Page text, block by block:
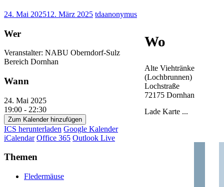
24. Mai 202512. März 2025 tdaanonymus
Wer
Veranstalter: NABU Oberndorf-Sulz
Bereich Dornhan
Wann
24. Mai 2025
19:00 - 22:30
Zum Kalender hinzufügen
ICS herunterladen Google Kalender
iCalendar Office 365 Outlook Live
Themen
Fledermäuse
Wo
Alte Viehtränke
(Lochbrunnen)
Lochstraße
72175 Dornhan
Lade Karte ...